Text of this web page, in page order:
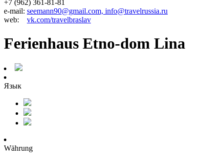
+7 (962) 361-81-81
e-mail: seemann90@gmail.com, info@travelrussia.ru
web: vk.com/travelbraslav
Ferienhaus Etno-dom Lina
Язык
Währung